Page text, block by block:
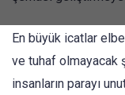
En büyük icatlar
ve tuhaf olmayacak
insanların parayı